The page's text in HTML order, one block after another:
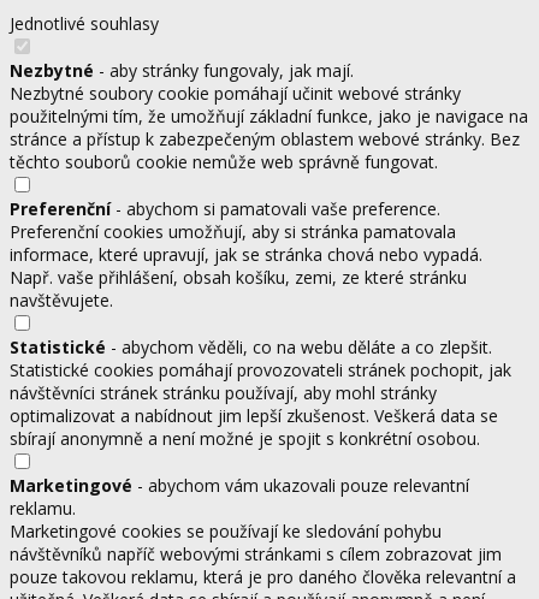
Jednotlivé souhlasy
Nezbytné - aby stránky fungovaly, jak mají.
Nezbytné soubory cookie pomáhají učinit webové stránky
použitelnými tím, že umožňují základní funkce, jako je navigace na
stránce a přístup k zabezpečeným oblastem webové stránky. Bez
těchto souborů cookie nemůže web správně fungovat.
Preferenční- abychom si pamatovali vaše preference.
Preferenční cookies umožňují, aby si stránka pamatovala
informace, které upravují, jak se stránka chová nebo vypadá.
Např. vaše přihlášení, obsah košíku, zemi, ze které stránku
navštěvujete.
Statistické - abychom věděli, co na webu děláte a co zlepšit.
Statistické cookies pomáhají provozovateli stránek pochopit, jak
návštěvníci stránek stránku používají, aby mohl stránky
optimalizovat a nabídnout jim lepší zkušenost. Veškerá data se
sbírají anonymně a není možné je spojit s konkrétní osobou.
Marketingové - abychom vám ukazovali pouze relevantní
reklamu.
Marketingové cookies se používají ke sledování pohybu
návštěvníků napříč webovými stránkami s cílem zobrazovat jim
pouze takovou reklamu, která je pro daného člověka relevantní a